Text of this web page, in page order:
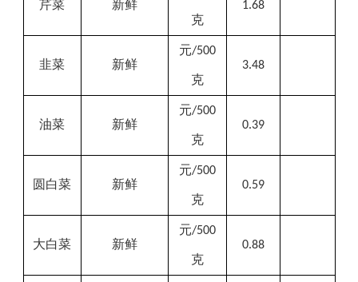
芹菜 新鲜
克
1.68
韭菜 新鲜
元/500
克
3.48
油菜 新鲜
元/500
克
0.39
圆白菜 新鲜
元/500
克
0.59
大白菜 新鲜
元/500
克
0.88